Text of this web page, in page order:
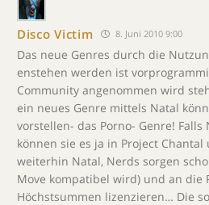
Disco Victim 8. Juni 2010 9:00
Das neue Genres durch die
enstehen werden ist
Community angenommen wird
ein neues Genre mittels Natal
vorstellen- das Porno- Genre!
können sie es ja in Project Chantal
weiterhin Natal, Nerds sorgen
Move kompatibel wird) und an die
Höchstsummen lizenzieren… Die